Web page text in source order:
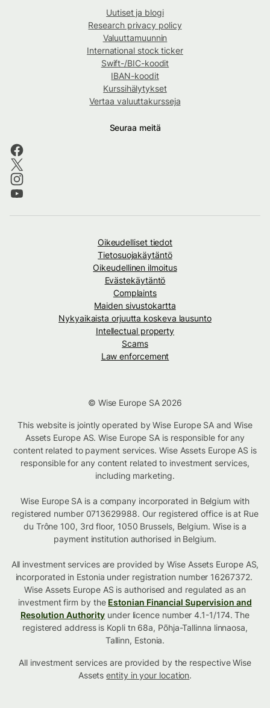
Uutiset ja blogi
Research privacy policy
Valuuttamuunnin
International stock ticker
Swift-/BIC-koodit
IBAN-koodit
Kurssihälytykset
Vertaa valuuttakursseja
Seuraa meitä
Oikeudelliset tiedot
Tietosuojakäytäntö
Oikeudellinen ilmoitus
Evästekäytäntö
Complaints
Maiden sivustokartta
Nykyaikaista orjuutta koskeva lausunto
Intellectual property
Scams
Law enforcement
© Wise Europe SA 2026
This website is jointly operated by Wise Europe SA and Wise
Assets Europe AS. Wise Europe SA is responsible for any
content related to payment services. Wise Assets Europe AS is
responsible for any content related to investment services,
including marketing.
Wise Europe SA is a company incorporated in Belgium with
registered number 0713629988. Our registered office is at Rue
du Trône 100, 3rd floor, 1050 Brussels, Belgium. Wise is a
payment institution authorised in Belgium.
All investment services are provided by Wise Assets Europe AS,
incorporated in Estonia under registration number 16267372.
Wise Assets Europe AS is authorised and regulated as an
investment firm by the Estonian Financial Supervision and
Resolution Authority under licence number 4.1-1/174. The
registered address is Kopli tn 68a, Põhja-Tallinna linnaosa,
Tallinn, Estonia.
All investment services are provided by the respective Wise
Assetsentity in your location.